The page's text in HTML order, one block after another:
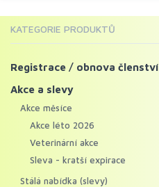
KATEGORIE PRODUKTŮ
Registrace / obnova členství
Akce a slevy
Akce měsíce
Akce léto 2026
Veterinární akce
Sleva - kratší expirace
Stálá nabídka (slevy)